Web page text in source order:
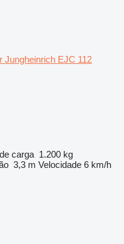
Jungheinrich EJC 112
carga 1.200 kg
3,3 m Velocidade 6 km/h